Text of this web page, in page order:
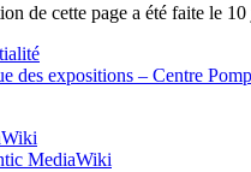
de cette page a été faite le
des expositions – Centre